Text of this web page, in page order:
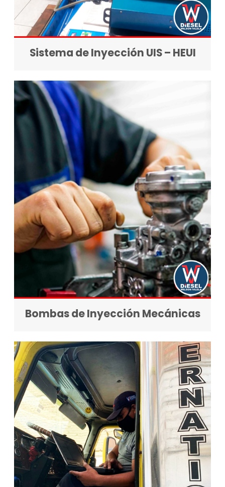
Sistema de Inyección UIS – HEUI
Bombas de Inyección Mecánicas